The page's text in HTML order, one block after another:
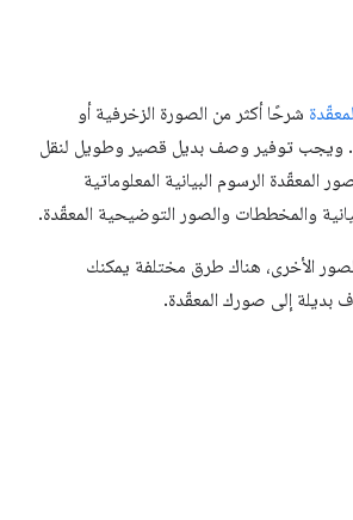
شرحًا أكثر من الصورة الزخرفية أو
توفير وصف بديل قصير وطويل لنقل
الرسوم البيانية المعلوماتية
والمخططات والصور التوضيحية المعقّدة.
الأخرى، هناك طرق مختلفة يمكنك
إلى صورك المعقّدة.